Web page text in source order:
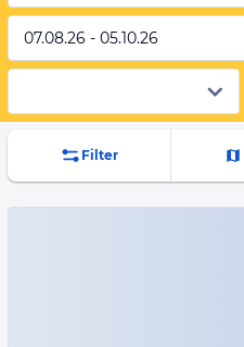
07.08.26 - 05.10.26
Filter